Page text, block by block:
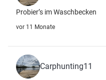
Probier’s im Waschbecken
vor 11 Monate
Carphunting11